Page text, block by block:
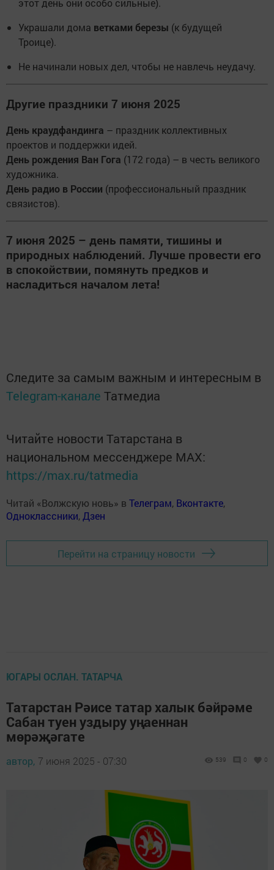
этот день они особо сильные).
Украшали дома ветками березы (к будущей
Троице).
Не начинали новых дел, чтобы не навлечь неудачу.
Другие праздники 7 июня 2025
День краудфандинга – праздник коллективных
проектов и поддержки идей.
День рождения Ван Гога (172 года) – в честь великого
художника.
День радио в России (профессиональный праздник
связистов).
7 июня 2025 – день памяти, тишины и
природных наблюдений. Лучше провести его
в спокойствии, помянуть предков и
насладиться началом лета!
Следите за самым важным и интересным в
Telegram-канале Татмедиа
Читайте новости Татарстана в
национальном мессенджере MАХ:
https://max.ru/tatmedia
Читай «Волжскую новь» в Телеграм, Вконтакте,
Одноклассники, Дзен
Перейти на страницу новости
ЮГАРЫ ОСЛАН. ТАТАРЧА
Татарстан Рәисе татар халык бәйрәме
Сабан туен уздыру уңаеннан
мөрәҗәгате
автор, 7 июня 2025 - 07:30 539 0 0